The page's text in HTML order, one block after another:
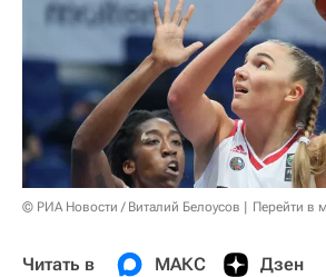
© РИА Новости / Виталий Белоусов Перейти в
Читать в МАКС Дзен